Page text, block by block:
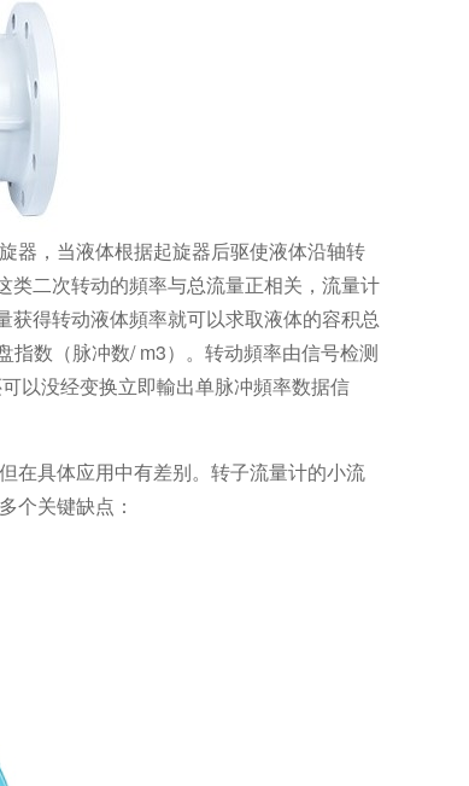
器，当液体根据起旋器后驱使液体沿轴转
二次转动的頻率与总流量正相关，流量计
得转动液体頻率就可以求取液体的容积总
指数（脉冲数/ m3）。转动頻率由信号检测
以没经变换立即輸出单脉冲頻率数据信
在具体应用中有差别。转子流量计的小流
个关键缺点：